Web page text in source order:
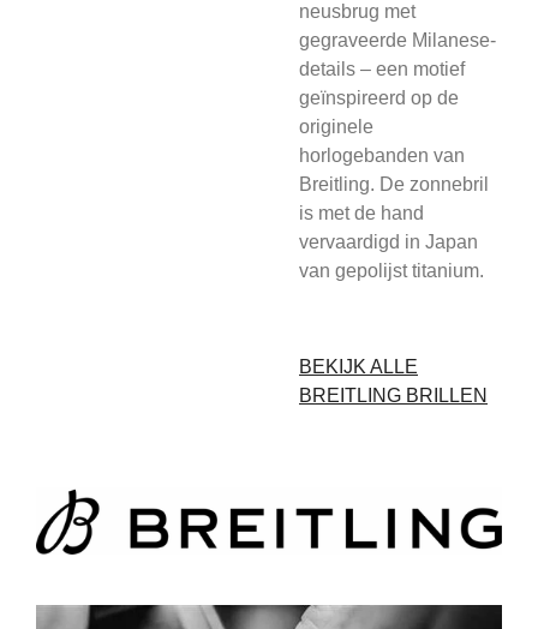
neusbrug met
gegraveerde Milanese-
details – een motief
geïnspireerd op de
originele
horlogebanden van
Breitling. De zonnebril
is met de hand
vervaardigd in Japan
van gepolijst titanium.
BEKIJK ALLE
BREITLING BRILLEN